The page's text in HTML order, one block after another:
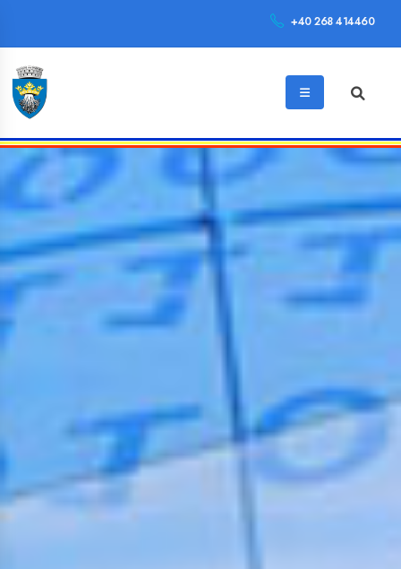
+40 268 414460